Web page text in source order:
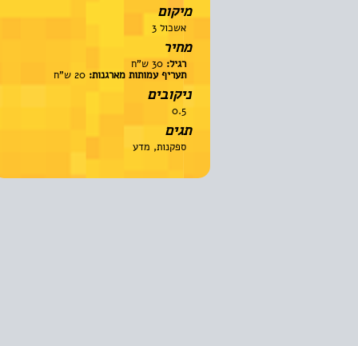
מיקום
אשכול 3
מחיר
רגיל:30 ש"ח
תעריף עמותות מארגנות:20 ש"ח
ניקובים
תגים
ספקנות, מדע